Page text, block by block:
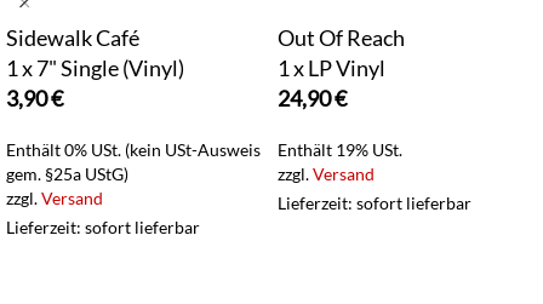
Sidewalk Café
1 x 7" Single (Vinyl)
3,90€
Enthält 0% USt. (kein USt-Ausweis
gem. §25a UStG)
zzgl.Versand
Lieferzeit: sofort lieferbar
Out Of Reach
1 x LP Vinyl
24,90€
Enthält 19% USt.
zzgl.Versand
Lieferzeit: sofort lieferbar